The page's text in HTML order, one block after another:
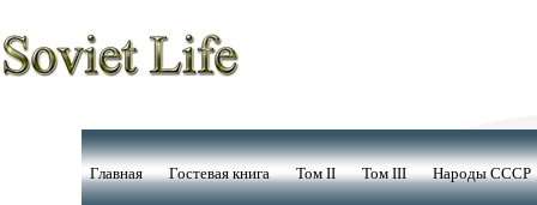
Главная Гостевая книга Том II Том III Народы СССР